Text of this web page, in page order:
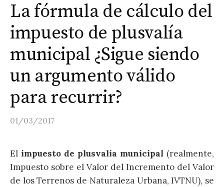
La fórmula de cálculo del
impuesto de plusvalía
municipal ¿Sigue siendo
un argumento válido
para recurrir?
01/03/2017
El impuesto de plusvalía municipal (realmente,
Impuesto sobre el Valor del Incremento del Valor
de los Terrenos de Naturaleza Urbana, IVTNU), se